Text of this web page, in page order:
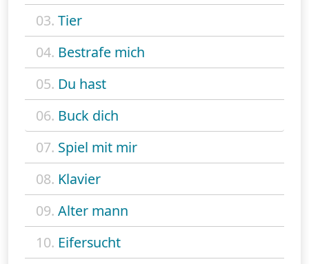
03. Tier
04. Bestrafe mich
05. Du hast
06. Buck dich
07. Spiel mit mir
08. Klavier
09. Alter mann
10. Eifersucht